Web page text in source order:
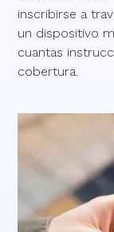
inscribirse a
un dispositivo
cuantas
cobertura.